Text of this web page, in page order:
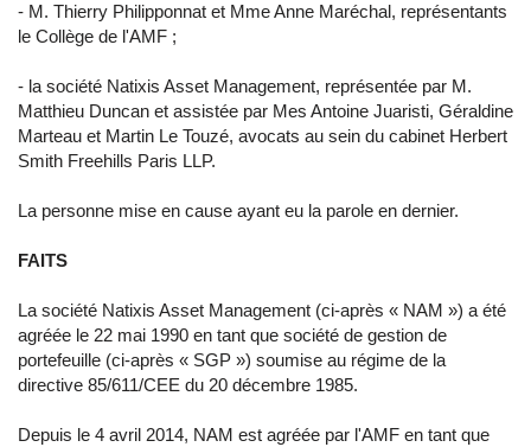
- M. Thierry Philipponnat et Mme Anne Maréchal, représentants
le Collège de l'AMF ;
- la société Natixis Asset Management, représentée par M.
Matthieu Duncan et assistée par Mes Antoine Juaristi, Géraldine
Marteau et Martin Le Touzé, avocats au sein du cabinet Herbert
Smith Freehills Paris LLP.
La personne mise en cause ayant eu la parole en dernier.
FAITS
La société Natixis Asset Management (ci-après « NAM ») a été
agréée le 22 mai 1990 en tant que société de gestion de
portefeuille (ci-après « SGP ») soumise au régime de la
directive 85/611/CEE du 20 décembre 1985.
Depuis le 4 avril 2014, NAM est agréée par l'AMF en tant que